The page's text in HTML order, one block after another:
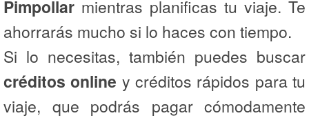
Pimpollar mientras planificas tu viaje. Te
ahorrarás mucho si lo haces con tiempo.
Si lo necesitas, también puedes buscar
créditos online y créditos rápidos para tu
viaje, que podrás pagar cómodamente